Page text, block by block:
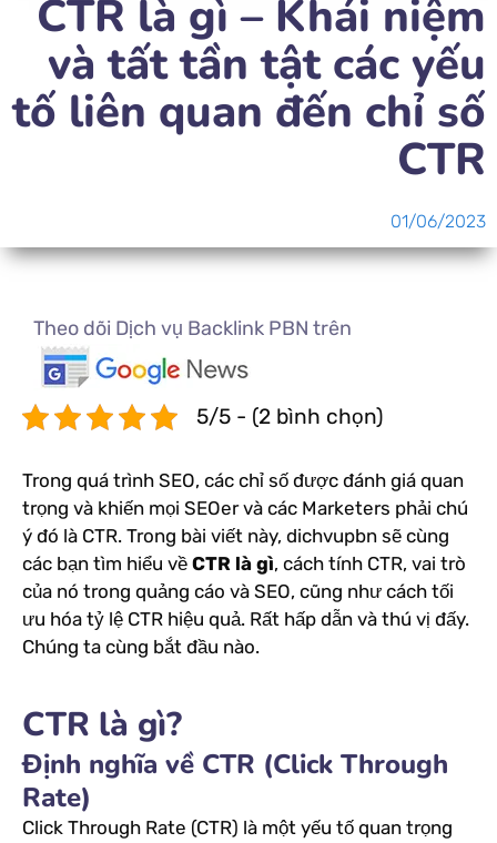
CTR là gì – Khái niệm
và tất tần tật các yếu
tố liên quan đến chỉ số
CTR
01/06/2023
Theo dõi Dịch vụ Backlink PBN trên
5/5 - (2 bình chọn)
Trong quá trình SEO, các chỉ số được đánh giá quan
trọng và khiến mọi SEOer và các Marketers phải chú
ý đó là CTR. Trong bài viết này, dichvupbn sẽ cùng
các bạn tìm hiểu về CTR là gì, cách tính CTR, vai trò
của nó trong quảng cáo và SEO, cũng như cách tối
ưu hóa tỷ lệ CTR hiệu quả. Rất hấp dẫn và thú vị đấy.
Chúng ta cùng bắt đầu nào.
CTR là gì?
Định nghĩa về CTR (Click Through
Rate)
Click Through Rate (CTR) là một yếu tố quan trọng